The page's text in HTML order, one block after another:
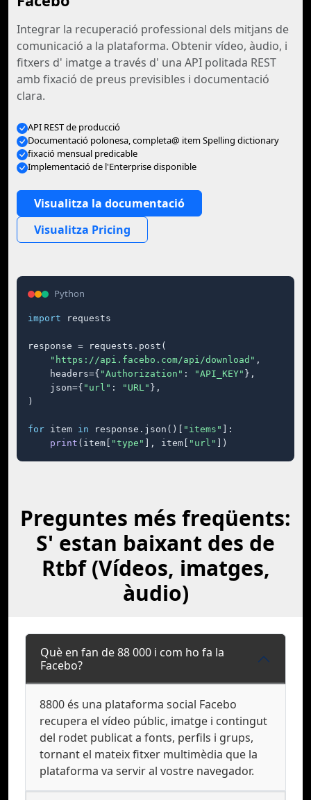
Integrar la recuperació professional dels mitjans de
comunicació a la plataforma. Obtenir vídeo, àudio, i
fitxers d' imatge a través d' una API politada REST
amb fixació de preus previsibles i documentació
clara.
API REST de producció
Documentació polonesa, completa@ item Spelling dictionary
fixació mensual predicable
Implementació de l'Enterprise disponible
Visualitza la documentació
Visualitza Pricing
Python
import requests
response = requests.post(
"https://api.facebo.com/api/download" ,
    headers={
"Authorization" : "API_KEY" },
    json={
"url" : "URL" },
)
for item in response.json()[ "items"
]:
print (item[ "type" ], item[ "url" ])
Preguntes més freqüents:
S' estan baixant des de
Rtbf (Vídeos, imatges,
àudio)
Què en fan de 88 000 i com ho fa la
Facebo?
8800 és una plataforma social Facebo
recupera el vídeo públic, imatge i contingut
del rodet publicat a fonts, perfils i grups,
tornant el mateix fitxer multimèdia que la
plataforma va servir al vostre navegador.